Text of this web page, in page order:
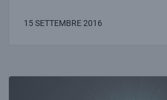
15 SETTEMBRE 2016